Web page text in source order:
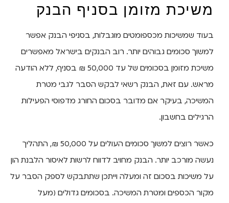
משיכת מזומן בסניף הבנק
בעוד שמשיכות מכספומטים מוגבלות, בסניפי הבנק אפשר
למשוך סכומים גבוהים יותר. רוב הבנקים בישראל מאפשרים
משיכת מזומן בסכומים של עד 50,000 ₪ בסניף, ללא הודעה
מראש. עם זאת, הבנק רשאי לבקש הסבר לגבי מטרת
המשיכה, בעיקר אם מדובר בסכום החורג מדפוסי הפעילות
הרגילים בחשבון.
כאשר רוצים למשוך סכומים העולים על 50,000 ₪, התהליך
נעשה מורכב יותר. הבנק מחויב לדווח לרשות לאיסור הלבנת הון
על משיכות בסכום זה ומעלה וייתכן שתתבקש לספק הסבר על
מקור הכספים ומטרת המשיכה. בסכומים גדולים (מעל